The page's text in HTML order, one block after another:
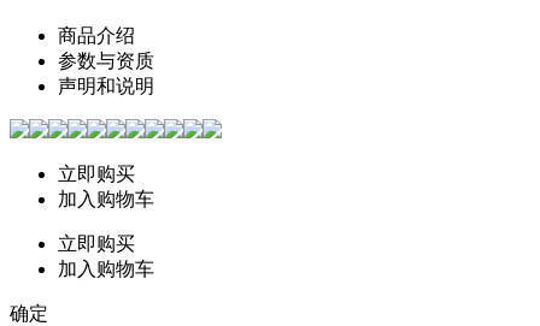
商品介绍
参数与资质
声明和说明
立即购买
加入购物车
立即购买
加入购物车
确定